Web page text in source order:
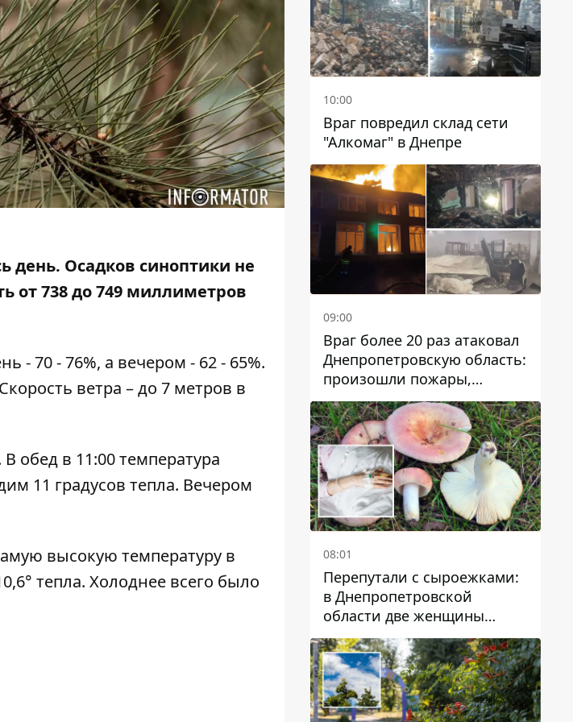
день. Осадков синоптики не
от 738 до 749 миллиметров
- 70 - 76%, а вечером - 62 - 65%.
ветра – до 7 метров в
обед в 11:00 температура
11 градусов тепла. Вечером
высокую температуру в
тепла. Холоднее всего было
10:00
Враг повредил склад сети
"Алкомаг" в Днепре
09:00
Враг более 20 раз атаковал
Днепропетровскую область:
произошли пожары,
повреждены дома,
инфраструктура и авто
08:01
Перепутали с сыроежками:
в Днепропетровской
области две женщины
отравились грибами